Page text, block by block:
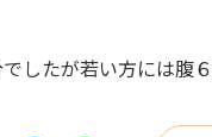
したが若い方には腹